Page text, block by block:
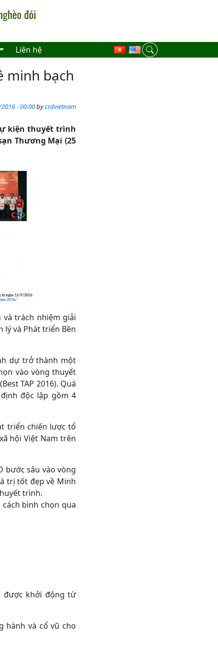
Liên hệ
minh bạch
- 00:00bycrdvietnam
kiện thuyết trình
Thương Mại (25
trách nhiệm giải
lý và Phát triển Bền
dự trở thành một
vào vòng thuyết
TAP 2016). Quá
độc lập gồm 4
triển chiến lược tổ
hội Việt Nam trên
bước sâu vào vòng
trị tốt đẹp về Minh
trình.
bình chọn qua
được khởi động từ
hành và cổ vũ cho